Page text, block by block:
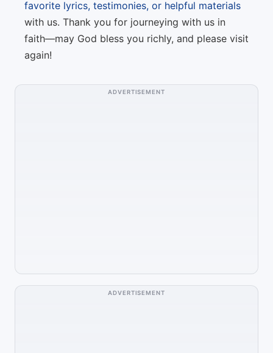
favorite lyrics, testimonies, or helpful materials
with us. Thank you for journeying with us in
faith—may God bless you richly, and please visit
again!
ADVERTISEMENT
ADVERTISEMENT